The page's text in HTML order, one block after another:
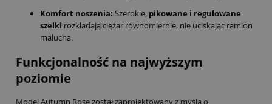
Komfort noszenia: Szerokie, pikowane i regulowane
szelki rozkładają ciężar równomiernie, nie uciskając ramion
malucha.
Funkcjonalność na najwyższym
poziomie
Model Autumn Rose został zaprojektowany z myślą o